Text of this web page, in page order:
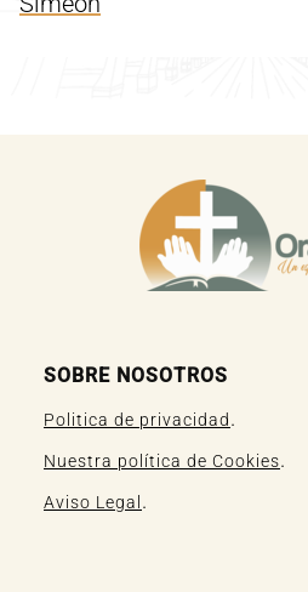
SOBRE NOSOTROS
Politica de privacidad.
Nuestra política de Cookies.
Aviso Legal .